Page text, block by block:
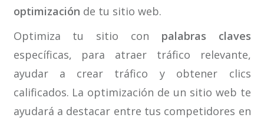
optimización de tu sitio web.
Optimiza tu sitio con palabras claves
específicas, para atraer tráfico relevante,
ayudar a crear tráfico y obtener clics
calificados. La optimización de un sitio web te
ayudará a destacar entre tus competidores en